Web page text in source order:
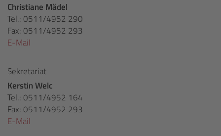
Christiane Mädel
Tel.: 0511/4952 290
Fax: 0511/4952 293
E-Mail
Sekretariat
Kerstin Welc
Tel.: 0511/4952 164
Fax: 0511/4952 293
E-Mail